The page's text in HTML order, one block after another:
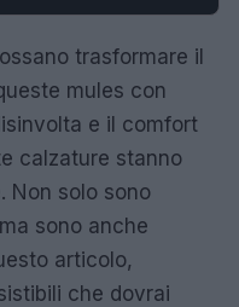
trasformare il
mules con
e il comfort
calzature stanno
Non solo sono
sono anche
articolo,
che dovrai